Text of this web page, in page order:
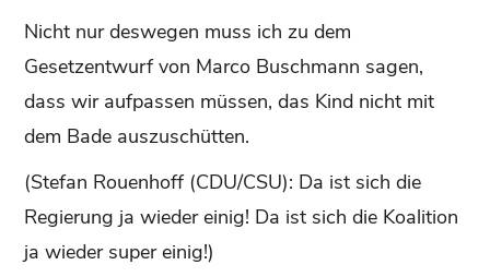
Nicht nur deswegen muss ich zu dem
Gesetzentwurf von Marco Buschmann sagen,
dass wir aufpassen müssen, das Kind nicht mit
dem Bade auszuschütten.
(Stefan Rouenhoff (CDU/CSU): Da ist sich die
Regierung ja wieder einig! Da ist sich die Koalition
ja wieder super einig!)